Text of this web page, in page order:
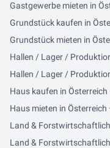
Gastgewerbe mieten in
Grundstück kaufen in
Grundstück mieten in
Hallen / Lager /
Hallen / Lager /
Haus kaufen in
Haus mieten in
Land &
Land &